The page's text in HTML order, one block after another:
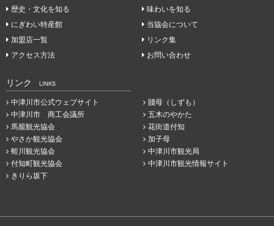
歴史・文化を知る
味わいを知る
にぎわい特産館
当協会について
加盟店一覧
リンク集
アクセス方法
お問い合わせ
リンク LINKS
中津川市公式ウェブサイト
中津川市 商工会議所
馬籠観光協会
やさか観光協会
蛭川観光協会
付知町観光協会
きりら坂下
賤母（しずも）
五木のやかた
花街道付知
加子母
中津川市観光局
中津川市観光情報サイト